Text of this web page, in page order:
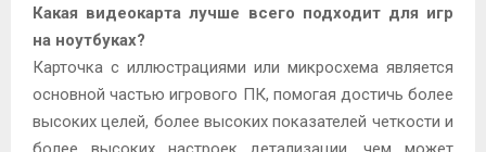
Какая видеокарта лучше всего подходит для игр
на ноутбуках?
Карточка с иллюстрациями или микросхема является
основной частью игрового ПК, помогая достичь более
высоких целей, более высоких показателей четкости и